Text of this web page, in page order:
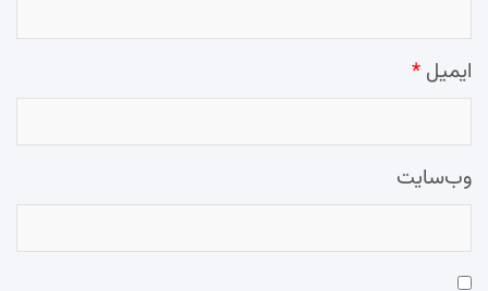
ایمیل *
وب‌سایت